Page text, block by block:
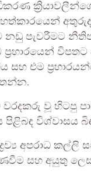
පැවරීමට
ප්‍රහාරයෙන්
එම
වූ හිටපු
විශ්වාසය
අපරාධ
සහ අයුතු